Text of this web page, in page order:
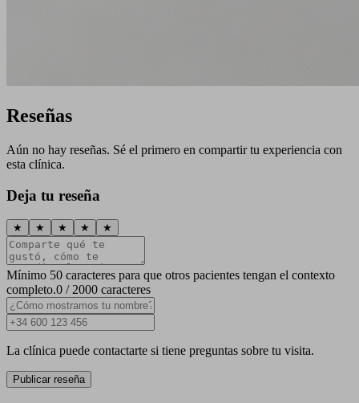
Reseñas
Aún no hay reseñas. Sé el primero en compartir tu experiencia con
esta clínica.
Deja tu reseña
★ ★ ★ ★ ★
Mínimo 50 caracteres para que otros pacientes tengan el contexto
completo.0 / 2000 caracteres
La clínica puede contactarte si tiene preguntas sobre tu visita.
Publicar reseña